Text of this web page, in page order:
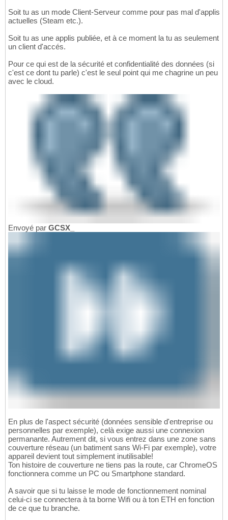
Soit tu as un mode Client-Serveur comme pour pas mal d'applis
actuelles (Steam etc.).
Soit tu as une applis publiée, et à ce moment la tu as seulement
un client d'accés.
Pour ce qui est de la sécurité et confidentialité des données (si
c'est ce dont tu parle) c'est le seul point qui me chagrine un peu
avec le cloud.
Envoyé par GCSX_
En plus de l'aspect sécurité (données sensible d'entreprise ou
personnelles par exemple), celà exige aussi une connexion
permanante. Autrement dit, si vous entrez dans une zone sans
couverture réseau (un batiment sans Wi-Fi par exemple), votre
appareil devient tout simplement inutilisable!
Ton histoire de couverture ne tiens pas la route, car ChromeOS
fonctionnera comme un PC ou Smartphone standard.
A savoir que si tu laisse le mode de fonctionnement nominal
celui-ci se connectera à ta borne Wifi ou à ton ETH en fonction
de ce que tu branche.